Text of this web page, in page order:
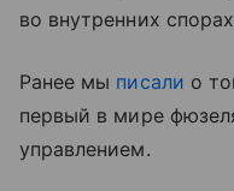
во внутренних
Ранее мы писали о
первый в мире
управлением.